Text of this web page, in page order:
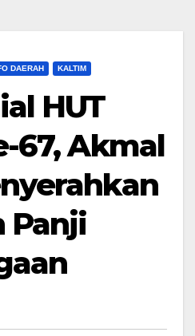
DAERAH KALTIM
HUT
67, Akmal
Panji